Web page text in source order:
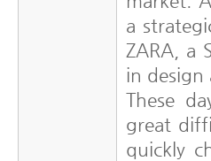
a
ZARA, a
in
These
great
quickly